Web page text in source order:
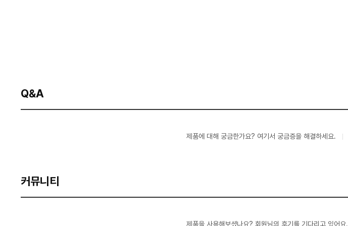
Q&A
제품에 대해 궁금한가요? 여기서 궁금증을 해결하세요.
커뮤니티
제품을 사용해보셨나요? 회원님의 후기를 기다리고 있어요.